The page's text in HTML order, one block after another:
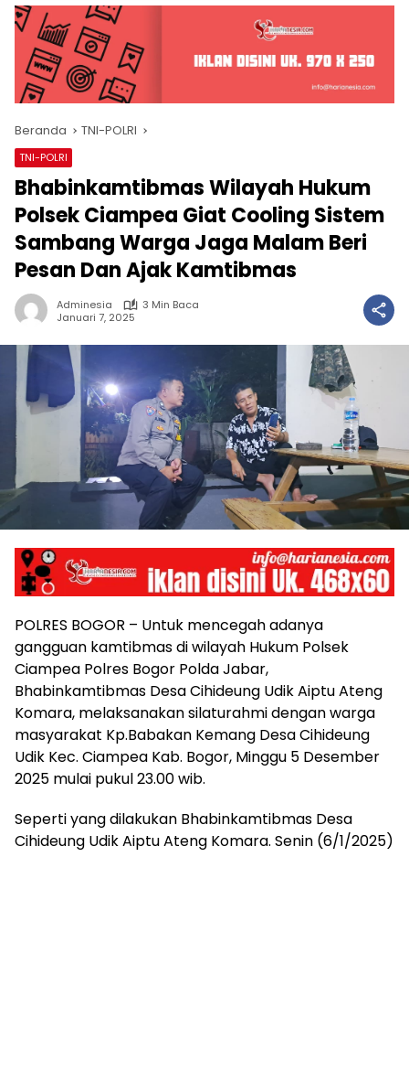
Beranda TNI-POLRI
TNI-POLRI
Bhabinkamtibmas Wilayah Hukum
Polsek Ciampea Giat Cooling Sistem
Sambang Warga Jaga Malam Beri
Pesan Dan Ajak Kamtibmas
Adminesia
3 Min Baca
Januari 7, 2025
POLRES BOGOR – Untuk mencegah adanya
gangguan kamtibmas di wilayah Hukum Polsek
Ciampea Polres Bogor Polda Jabar,
Bhabinkamtibmas Desa Cihideung Udik Aiptu Ateng
Komara, melaksanakan silaturahmi dengan warga
masyarakat Kp.Babakan Kemang Desa Cihideung
Udik Kec. Ciampea Kab. Bogor, Minggu 5 Desember
2025 mulai pukul 23.00 wib.
Seperti yang dilakukan Bhabinkamtibmas Desa
Cihideung Udik Aiptu Ateng Komara. Senin (6/1/2025)